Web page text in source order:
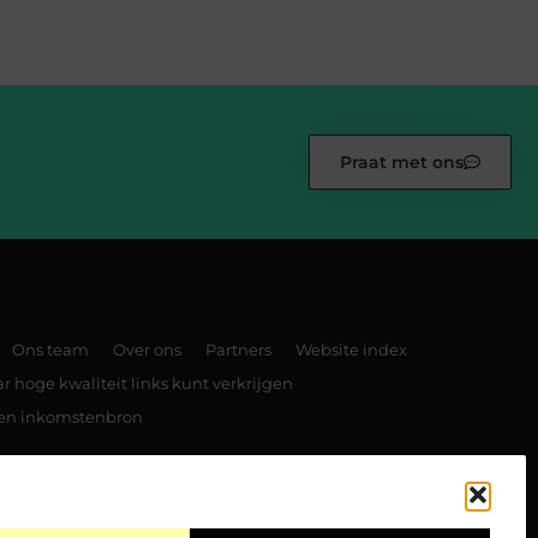
Praat met ons
Ons team Over ons Partners
Website index
hoge kwaliteit links kunt verkrijgen
inkomstenbron